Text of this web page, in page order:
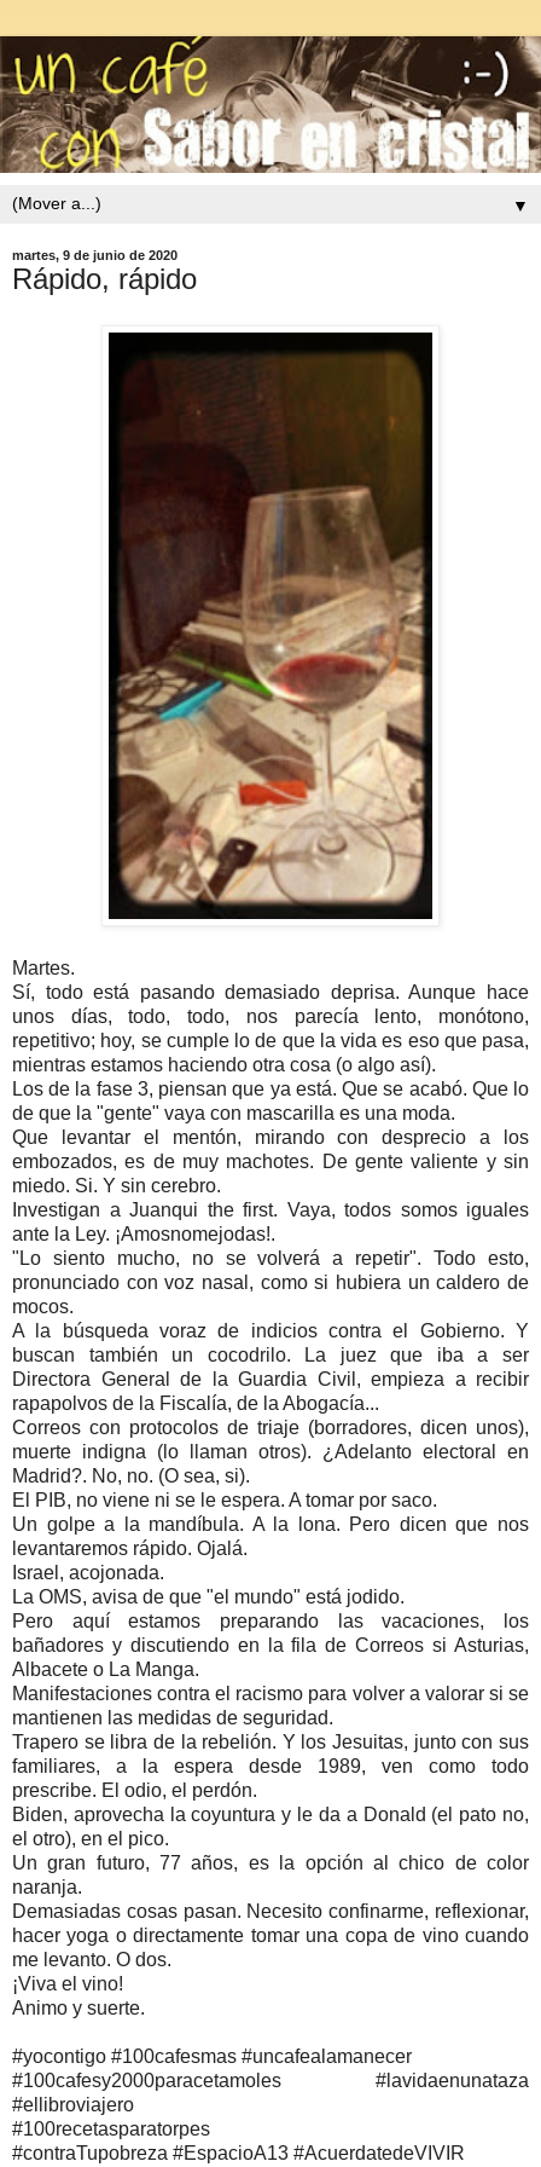
▼
martes, 9 de junio de 2020
Rápido, rápido
Martes.
Sí, todo está pasando demasiado deprisa. Aunque hace
unos días, todo, todo, nos parecía lento, monótono,
repetitivo; hoy, se cumple lo de que la vida es eso que pasa,
mientras estamos haciendo otra cosa (o algo así).
Los de la fase 3, piensan que ya está. Que se acabó. Que lo
de que la "gente" vaya con mascarilla es una moda.
Que levantar el mentón, mirando con desprecio a los
embozados, es de muy machotes. De gente valiente y sin
miedo. Si. Y sin cerebro.
Investigan a Juanqui the first. Vaya, todos somos iguales
ante la Ley. ¡Amosnomejodas!.
"Lo siento mucho, no se volverá a repetir". Todo esto,
pronunciado con voz nasal, como si hubiera un caldero de
mocos.
A la búsqueda voraz de indicios contra el Gobierno. Y
buscan también un cocodrilo. La juez que iba a ser
Directora General de la Guardia Civil, empieza a recibir
rapapolvos de la Fiscalía, de la Abogacía...
Correos con protocolos de triaje (borradores, dicen unos),
muerte indigna (lo llaman otros). ¿Adelanto electoral en
Madrid?. No, no. (O sea, si).
El PIB, no viene ni se le espera. A tomar por saco.
Un golpe a la mandíbula. A la lona. Pero dicen que nos
levantaremos rápido. Ojalá.
Israel, acojonada.
La OMS, avisa de que "el mundo" está jodido.
Pero aquí estamos preparando las vacaciones, los
bañadores y discutiendo en la fila de Correos si Asturias,
Albacete o La Manga.
Manifestaciones contra el racismo para volver a valorar si se
mantienen las medidas de seguridad.
Trapero se libra de la rebelión. Y los Jesuitas, junto con sus
familiares, a la espera desde 1989, ven como todo
prescribe. El odio, el perdón.
Biden, aprovecha la coyuntura y le da a Donald (el pato no,
el otro), en el pico.
Un gran futuro, 77 años, es la opción al chico de color
naranja.
Demasiadas cosas pasan. Necesito confinarme, reflexionar,
hacer yoga o directamente tomar una copa de vino cuando
me levanto. O dos.
¡Viva el vino!
Animo y suerte.
#yocontigo #100cafesmas #uncafealamanecer
#100cafesy2000paracetamoles #lavidaenunataza
#ellibroviajero
#100recetasparatorpes
#contraTupobreza #EspacioA13 #AcuerdatedeVIVIR